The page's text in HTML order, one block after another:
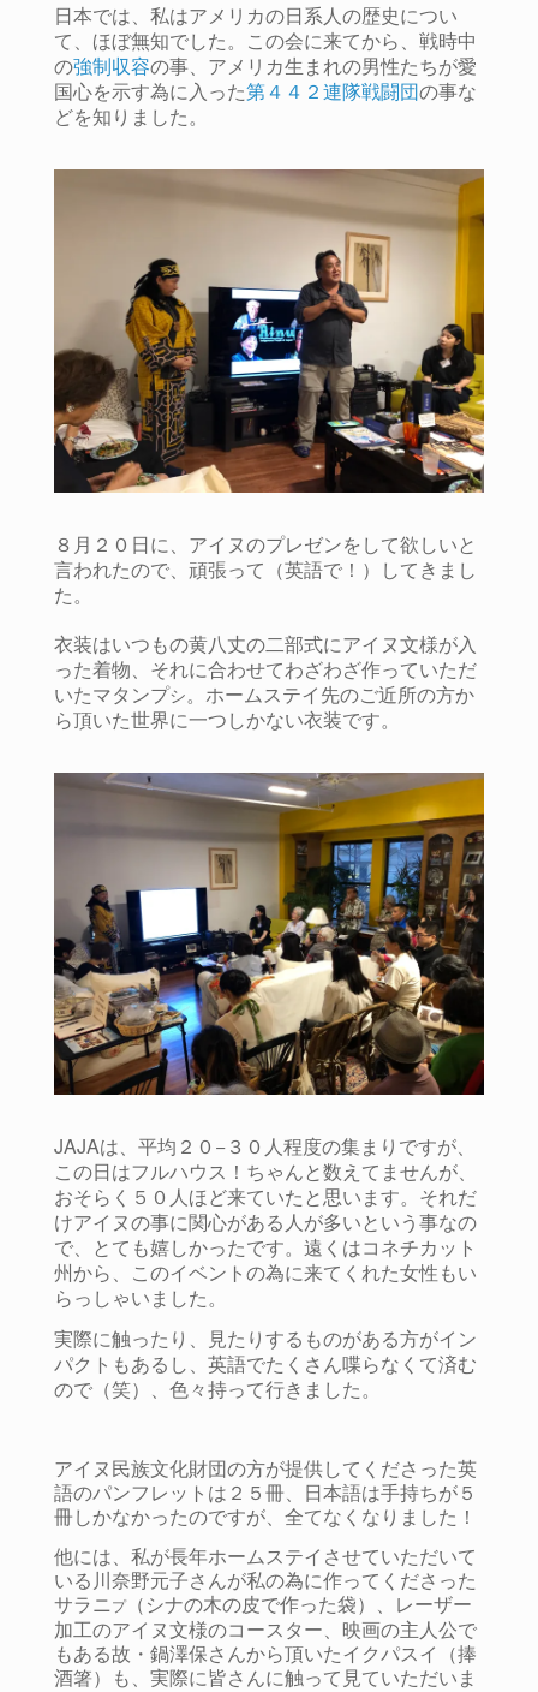
日本では、私はアメリカの日系人の歴史につい
て、ほぼ無知でした。この会に来てから、戦時中
の強制収容の事、アメリカ生まれの男性たちが愛
国心を示す為に入った第４４２連隊戦闘団の事な
どを知りました。
８月２０日に、アイヌのプレゼンをして欲しいと
言われたので、頑張って（英語で！）してきまし
た。
衣装はいつもの黄八丈の二部式にアイヌ文様が入
った着物、それに合わせてわざわざ作っていただ
いたマタンプシ。ホームステイ先のご近所の方か
ら頂いた世界に一つしかない衣装です。
JAJAは、平均２０−３０人程度の集まりですが、
この日はフルハウス！ちゃんと数えてませんが、
おそらく５０人ほど来ていたと思います。それだ
けアイヌの事に関心がある人が多いという事なの
で、とても嬉しかったです。遠くはコネチカット
州から、このイベントの為に来てくれた女性もい
らっしゃいました。
実際に触ったり、見たりするものがある方がイン
パクトもあるし、英語でたくさん喋らなくて済む
ので（笑）、色々持って行きました。
アイヌ民族文化財団の方が提供してくださった英
語のパンフレットは２５冊、日本語は手持ちが５
冊しかなかったのですが、全てなくなりました！
他には、私が長年ホームステイさせていただいて
いる川奈野元子さんが私の為に作ってくださった
サラニプ（シナの木の皮で作った袋）、レーザー
加工のアイヌ文様のコースター、映画の主人公で
もある故・鍋澤保さんから頂いたイクパスイ（捧
酒箸）も、実際に皆さんに触って見ていただいま